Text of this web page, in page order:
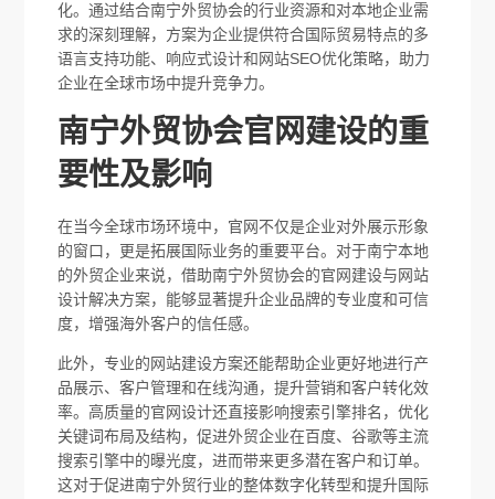
化。通过结合南宁外贸协会的行业资源和对本地企业需
求的深刻理解，方案为企业提供符合国际贸易特点的多
语言支持功能、响应式设计和网站SEO优化策略，助力
企业在全球市场中提升竞争力。
南宁外贸协会官网建设的重
要性及影响
在当今全球市场环境中，官网不仅是企业对外展示形象
的窗口，更是拓展国际业务的重要平台。对于南宁本地
的外贸企业来说，借助南宁外贸协会的官网建设与网站
设计解决方案，能够显著提升企业品牌的专业度和可信
度，增强海外客户的信任感。
此外，专业的网站建设方案还能帮助企业更好地进行产
品展示、客户管理和在线沟通，提升营销和客户转化效
率。高质量的官网设计还直接影响搜索引擎排名，优化
关键词布局及结构，促进外贸企业在百度、谷歌等主流
搜索引擎中的曝光度，进而带来更多潜在客户和订单。
这对于促进南宁外贸行业的整体数字化转型和提升国际